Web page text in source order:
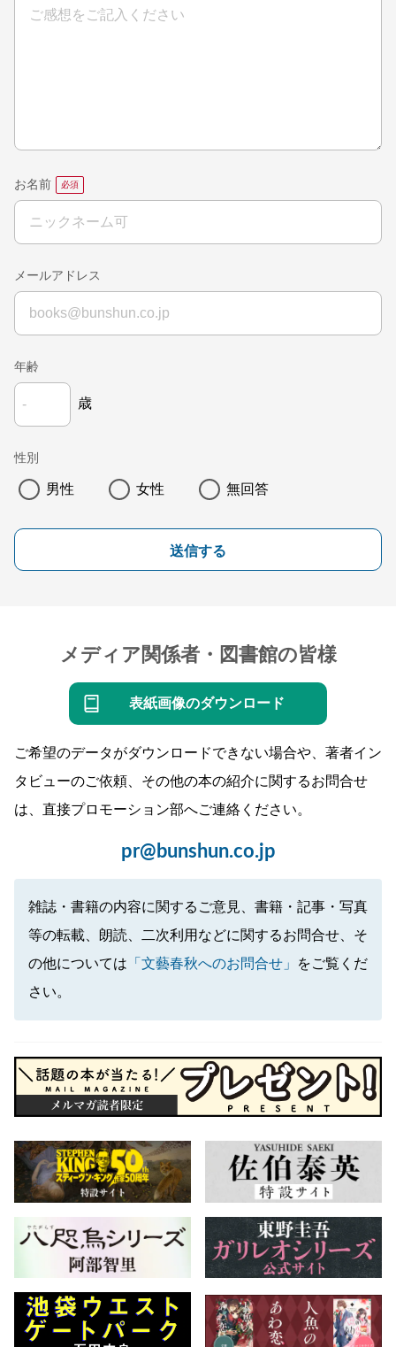
お名前
メールアドレス
年齢
歳
性別
男性 女性 無回答
送信する
メディア関係者・図書館の皆様
表紙画像のダウンロード
ご希望のデータがダウンロードできない場合や、著者イン
タビューのご依頼、その他の本の紹介に関するお問合せ
は、直接プロモーション部へご連絡ください。
pr@bunshun.co.jp
雑誌・書籍の内容に関するご意見、書籍・記事・写真
等の転載、朗読、二次利用などに関するお問合せ、そ
の他については 「文藝春秋へのお問合せ」
をご覧くだ
さい。